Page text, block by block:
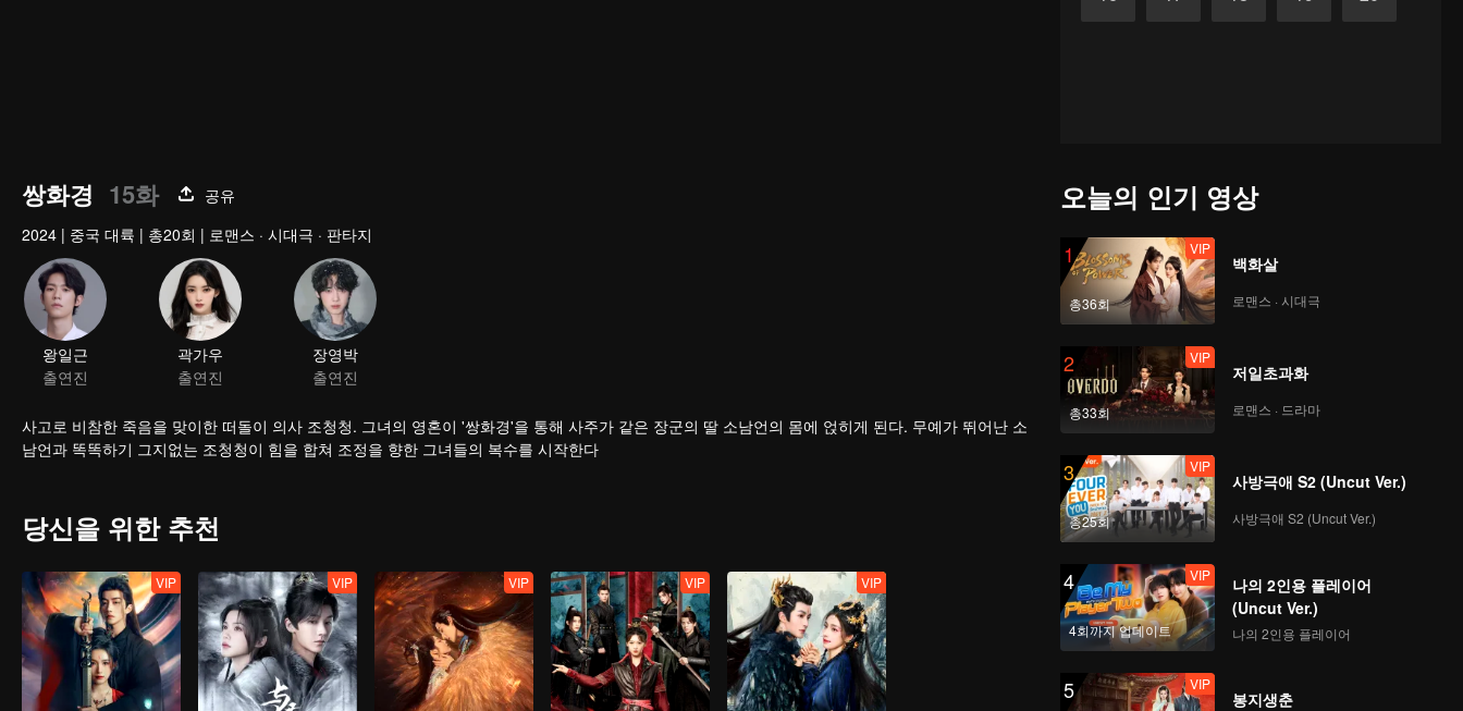
쌍화경 15화
공유
2024 | 중국 대륙 | 총20회 | 로맨스 · 시대극 · 판타지
왕일근
출연진
곽가우
출연진
장영박
출연진
사고로 비참한 죽음을 맞이한 떠돌이 의사 조청청. 그녀의 영혼이 '쌍화경'을 통해 사주가 같은 장군의 딸 소남언의 몸에 얹히게 된다. 무예가 뛰어난 소
남언과 똑똑하기 그지없는 조청청이 힘을 합쳐 조정을 향한 그녀들의 복수를 시작한다
당신을 위한 추천
VIP VIP VIP VIP VIP
오늘의 인기 영상
1
총36회
VIP
백화살
로맨스 · 시대극
2
총33회
VIP
저일초과화
로맨스 · 드라마
3
총25회
VIP
사방극애 S2 (Uncut Ver.)
사방극애 S2 (Uncut Ver.)
4
4회까지 업데이트
VIP
나의 2인용 플레이어
(Uncut Ver.)
나의 2인용 플레이어
5 VIP
봉지생춘